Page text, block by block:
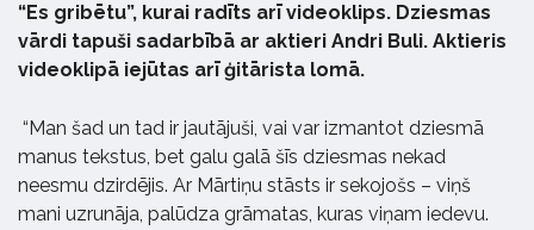
“Es gribētu”, kurai radīts arī videoklips. Dziesmas
vārdi tapuši sadarbībā ar aktieri Andri Buli. Aktieris
videoklipā iejūtas arī ģitārista lomā.
“Man šad un tad ir jautājuši, vai var izmantot dziesmā
manus tekstus, bet galu galā šīs dziesmas nekad
neesmu dzirdējis. Ar Mārtiņu stāsts ir sekojošs – viņš
mani uzrunāja, palūdza grāmatas, kuras viņam iedevu.